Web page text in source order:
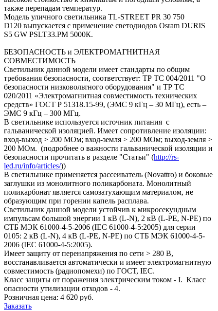
также перепадам температур.
Модель уличного светильника TL-STREET PR 30 750
D120 выпускается с применение светодиодов Osram DURIS
S5 GW PSLT33.PM 5000К.
БЕЗОПАСНОСТЬ и ЭЛЕКТРОМАГНИТНАЯ
СОВМЕСТИМОСТЬ
Светильник данной модели имеет стандарты по общим
требования безопасности, соответствует: ТР ТС 004/2011 "О
безопасности низковольтного оборудования" и ТР ТС
020/2011 «Электромагнитная совместимость технических
средств» ГОСТ Р 51318.15-99, (ЭМС 9 кГц – 30 МГц), есть –
ЭМС 9 кГц – 300 МГц.
В светильнике используется источник питания с
гальванической изоляцией. Имеет сопротивление изоляции:
вход-выход > 200 МОм; вход-земля > 200 МОм; выход-земля >
200 МОм. (подробнее о важности гальванической изоляции и
безопасности прочитать в разделе "Статьи" (http://rs-
led.ru/info/articles/))
В светильнике применяется рассеиватель (Novattro) и боковые
заглушки из монолитного поликарбоната. Монолитный
поликарбонат является самозатухающим материалом, не
образующим при горении капель расплава.
Светильник данной модели устойчив к микросекундным
импульсам большой энергии 1 кВ (L-N), 2 кВ (L-PE, N-PE) по
СТБ МЭК 61000-4-5-2006 (IEC 61000-4-5:2005) для серии
0105: 2 кВ (L-N), 4 кВ (L-PE, N-PE) по СТБ МЭК 61000-4-5-
2006 (IEC 61000-4-5:2005).
Имеет защиту от перенапряжения по сети > 280 B,
восстанавливается автоматически и имеет электромагнитную
совместимость (радиопомехи) по ГОСТ, IEC.
Класс защиты от поражения электрическим током - I. Класс
опасности утилизации отходов - 4.
Розничная цена: 4 620 руб.
Заказать